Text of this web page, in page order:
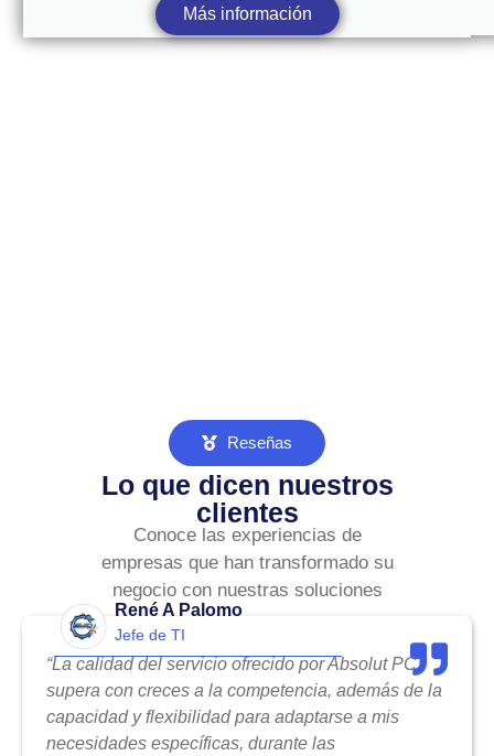
Más información
Reseñas
Lo que dicen nuestros
clientes
Conoce las experiencias de
empresas que han transformado su
negocio con nuestras soluciones
René A Palomo
Jefe de TI
“La calidad del servicio ofrecido por Absolut PC
supera con creces a la competencia, además de la
capacidad y flexibilidad para adaptarse a mis
necesidades específicas, durante las